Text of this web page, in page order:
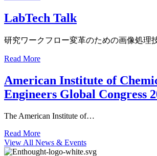
LabTech Talk
研究ワークフロー変革のための画像処理
Read More
American Institute of
Engineers Global Congress
The American Institute of…
Read More
View All News & Events